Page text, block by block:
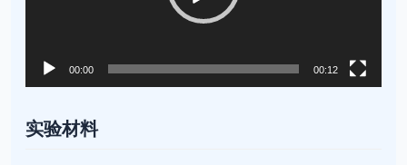
00:00 00:12
实验材料